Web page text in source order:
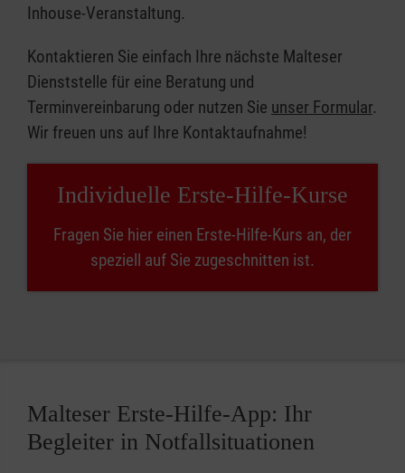
Inhouse-Veranstaltung.
Kontaktieren Sie einfach Ihre nächste Malteser
Dienststelle für eine Beratung und
Terminvereinbarung oder nutzen Sie unser Formular.
Wir freuen uns auf Ihre Kontaktaufnahme!
Individuelle Erste-Hilfe-Kurse
Fragen Sie hier einen Erste-Hilfe-Kurs an, der
speziell auf Sie zugeschnitten ist.
Malteser Erste-Hilfe-App: Ihr
Begleiter in Notfallsituationen